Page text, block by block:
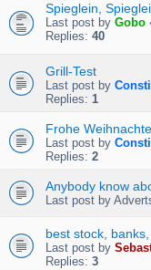
Spieglein,
Last post by Gobo
Replies: 40
Grill-Test
Last post by Consti
Replies: 1
Frohe
Last post by Consti
Replies: 2
Anybody know
Last post by
best stock,
Last post by
Replies: 3